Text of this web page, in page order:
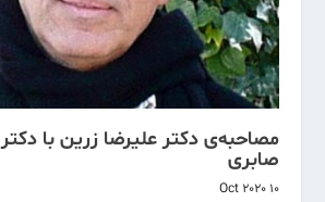
مصاحبه‌ی دکتر علیرضا زرین با
صابرى
10 Oct 2020